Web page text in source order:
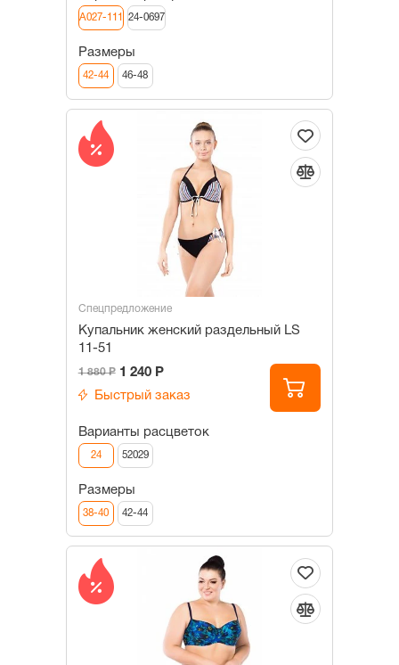
А027-111 24-0697
Размеры
42-44 46-48
Спецпредложение
Купальник женский раздельный LS
11-51
1 880 Р 1 240 Р
Быстрый заказ
Варианты расцветок
24 52029
Размеры
38-40 42-44